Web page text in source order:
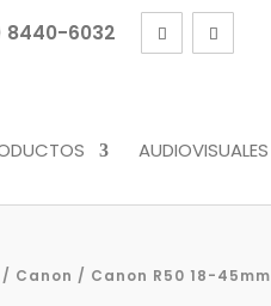
8440-6032
AUDIOVISUALES
/ Canon / Canon R50 18-45mm